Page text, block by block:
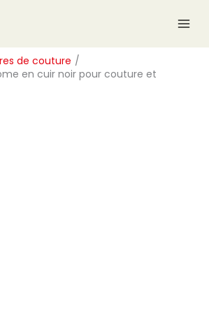
de couture
en cuir noir pour couture et